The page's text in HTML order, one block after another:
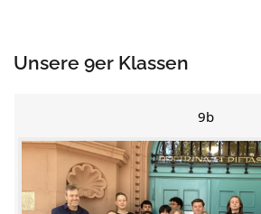
Unsere 9er Klassen
9b